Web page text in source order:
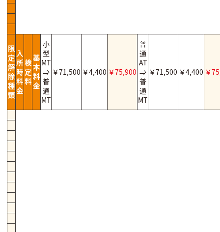
限
定
解
除
種
類
入
所
時
料
金
検
定
料
基
本
料
金
小
型
MT
⇒
普
通
MT
￥71,500 ￥4,400 ￥75,900
普
通
AT
⇒
普
通
MT
￥71,500 ￥4,400 ￥